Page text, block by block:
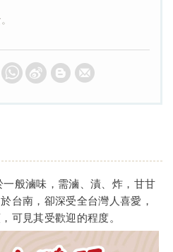
滷味，需滷、漬、炸，甘甘
台南，卻深受全台灣人喜愛，
可見其受歡迎的程度。